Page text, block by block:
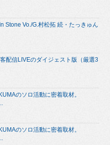
Stone Vo./G.村松拓 続・たっきゅん
配信LIVEのダイジェスト版（厳選3
のソロ活動に密着取材。
のソロ活動に密着取材。